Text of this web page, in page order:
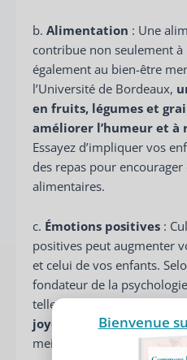
b. Alimentation : Une
contribue non seulement
également au bien-être
l’Université de Bordeaux,
en fruits, légumes et
améliorer l’humeur et à
Essayez d’impliquer vos
des repas pour
alimentaires.
c. Émotions positives :
positives peut augmenter
et celui de vos enfants.
fondateur de la
telles que la
joyeux et l’optimisme
meilleur bien-être
Bienvenue